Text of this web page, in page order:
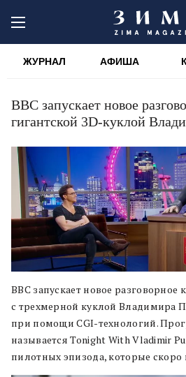
ЖУРНАЛ АФИША
BBC запускает новое
гигантской 3D-куклой
ВВС запускает новое
с трехмерной куклой Владимира
при помощи CGI-технологий.
называется Tonight With Vladimir
пилотных эпизода, которые скоро